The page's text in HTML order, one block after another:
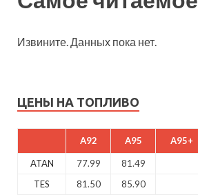
Извините. Данных пока нет.
ЦЕНЫ НА ТОПЛИВО
A92 A95 A95+
ATAN 77.99 81.49
TES
81.50 85.90